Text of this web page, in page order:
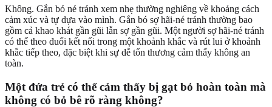
Không. Gắn bó né tránh xem nhẹ thường nghiêng về khoảng cách
cảm xúc và tự dựa vào mình. Gắn bó sợ hãi-né tránh thường bao
gồm cả khao khát gần gũi lẫn sợ gần gũi. Một người sợ hãi-né tránh
có thể theo đuổi kết nối trong một khoảnh khắc và rút lui ở khoảnh
khắc tiếp theo, đặc biệt khi sự dễ tổn thương cảm thấy không an
toàn.
Một đứa trẻ có thể cảm thấy bị gạt bỏ hoàn toàn mà
không có bỏ bê rõ ràng không?